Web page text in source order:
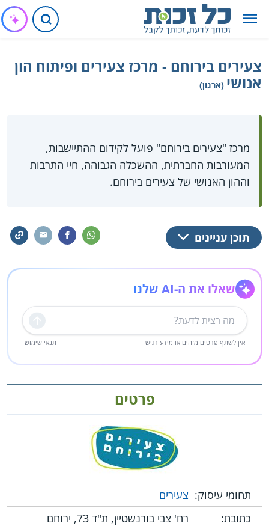
צעירים בירוחם - מרכז צעירים ופיתוח הון
אנושי (ארגון)
מרכז "צעירים בירוחם" פועל לקידום ההתיישבות,
המעורבות החברתית, ההשכלה הגבוהה, חיי התרבות
וההון האנושי של צעירים בירוחם.
תוכן עניינים
שאלו את ה-AI שלנו
שליחה
אין לשתף פרטים מזהים או מידע רגיש תנאי שימוש
פרטים
תחומי עיסוק: צעירים
כתובת:
רח' צבי בורנשטיין, ת"ד 73, ירוחם